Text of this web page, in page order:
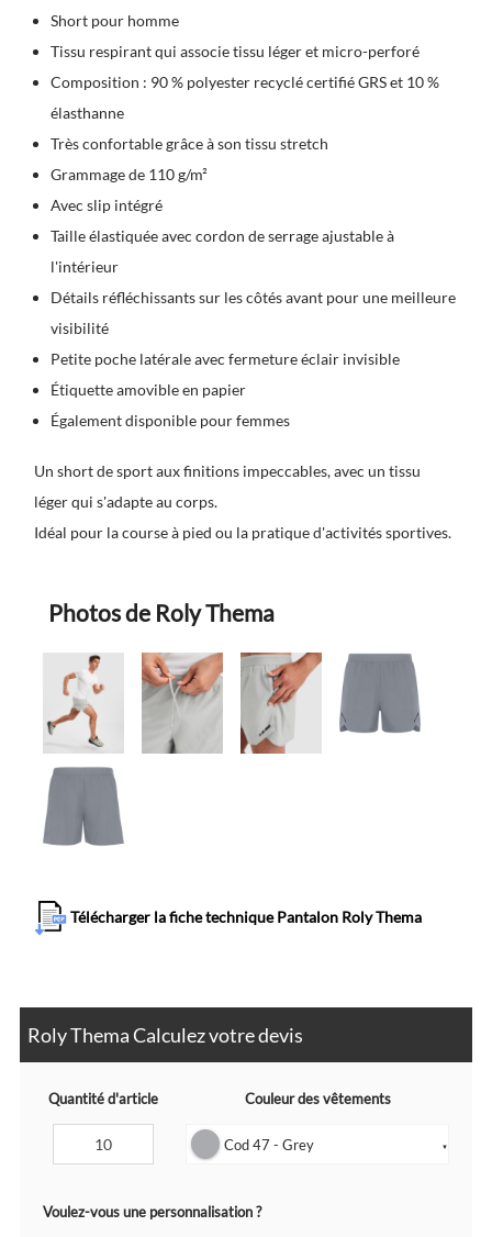
Short pour homme
Tissu respirant qui associe tissu léger et micro-perforé
Composition : 90 % polyester recyclé certifié GRS et 10 %
élasthanne
Très confortable grâce à son tissu stretch
Grammage de 110 g/m²
Avec slip intégré
Taille élastiquée avec cordon de serrage ajustable à
l'intérieur
Détails réfléchissants sur les côtés avant pour une meilleure
visibilité
Petite poche latérale avec fermeture éclair invisible
Étiquette amovible en papier
Également disponible pour femmes
Un short de sport aux finitions impeccables, avec un tissu
léger qui s'adapte au corps.
Idéal pour la course à pied ou la pratique d'activités sportives.
Photos de Roly Thema
Télécharger la fiche technique Pantalon Roly Thema
Roly Thema Calculez votre devis
Quantité d'article Couleur des vêtements
Cod 47 - Grey ▼
Voulez-vous une personnalisation ?